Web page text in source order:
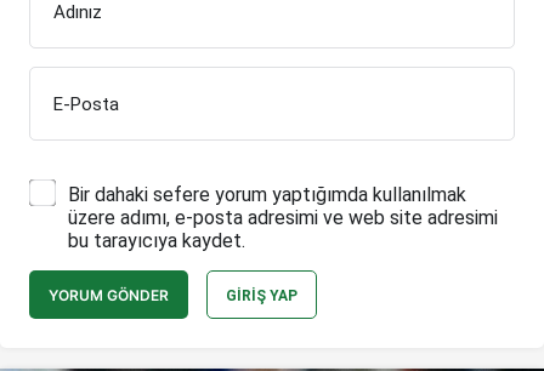
Adınız
E-Posta
Bir dahaki sefere yorum yaptığımda kullanılmak
üzere adımı, e-posta adresimi ve web site adresimi
bu tarayıcıya kaydet.
YORUM GÖNDER GIRIŞ YAP